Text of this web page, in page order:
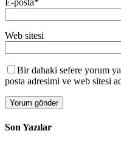
Web sitesi
Bir dahaki sefere yorum
posta adresimi ve web sitesi
Son Yazılar